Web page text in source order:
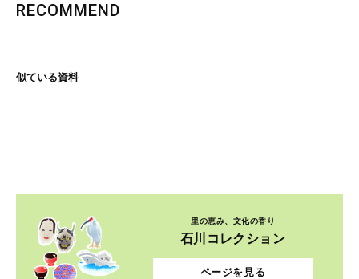
RECOMMEND
似ている資料
里の恵み、文化の香り
石川コレクション
ページを見る